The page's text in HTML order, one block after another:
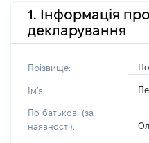
1. Інформація
декларування
Прізвище:
Ім'я:
По батькові (за
наявності):